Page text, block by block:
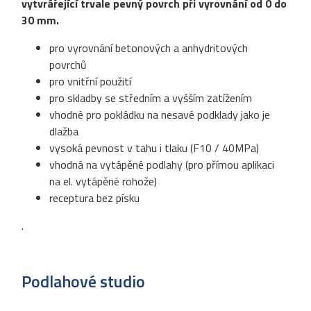
vytvrářející trvale pevný povrch při vyrovnání od 0 do
30 mm.
pro vyrovnání betonových a anhydritových
povrchů
pro vnitřní použití
pro skladby se středním a vyšším zatížením
vhodné pro pokládku na nesavé podklady jako je
dlažba
vysoká pevnost v tahu i tlaku (F10 / 40MPa)
vhodná na vytápěné podlahy (pro přímou aplikaci
na el. vytápěné rohože)
receptura bez písku
.
Podlahové studio